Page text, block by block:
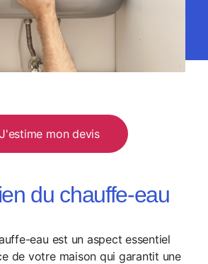
J'estime mon devis
du chauffe-eau
eau est un aspect essentiel
de votre maison qui garantit une